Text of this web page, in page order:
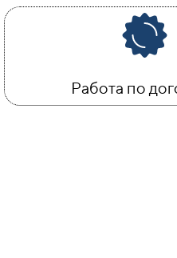
Работа по